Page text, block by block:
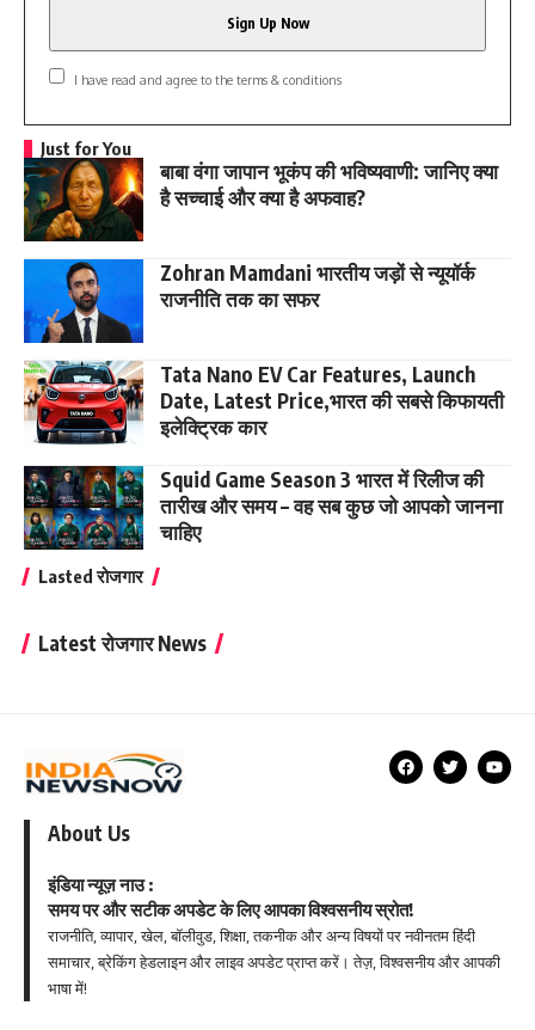
I have read and agree to the terms & conditions
Just for You
बाबा वंगा जापान भूकंप की भविष्यवाणी: जानिए क्या
है सच्चाई और क्या है अफवाह?
Zohran Mamdani भारतीय जड़ों से न्यूयॉर्क
राजनीति तक का सफर
Tata Nano EV Car Features, Launch
Date, Latest Price,भारत की सबसे किफायती
इलेक्ट्रिक कार
Squid Game Season 3 भारत में रिलीज की
तारीख और समय – वह सब कुछ जो आपको जानना
चाहिए
Lasted रोजगार
Latest रोजगार News
About Us
इंडिया न्यूज़ नाउ :
समय पर और सटीक अपडेट के लिए आपका विश्वसनीय स्रोत!
राजनीति, व्यापार, खेल, बॉलीवुड, शिक्षा, तकनीक और अन्य विषयों पर नवीनतम हिंदी
समाचार, ब्रेकिंग हेडलाइन और लाइव अपडेट प्राप्त करें। तेज़, विश्वसनीय और आपकी
भाषा में!